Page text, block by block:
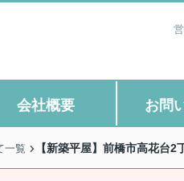
会社概要 お問
一覧 【新築平屋】前橋市高花